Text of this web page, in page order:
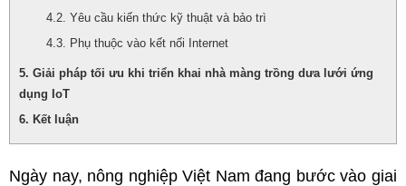
Yêu cầu kiến thức kỹ thuật và bảo trì
Phụ thuộc vào kết nối Internet
Giải pháp tối ưu khi triển khai nhà màng trồng dưa lưới ứng
dụng IoT
Kết luận
Ngày nay, nông nghiệp Việt Nam đang bước vào giai